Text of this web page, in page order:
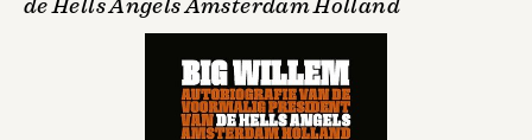
de Hells Angels Amsterdam Holland